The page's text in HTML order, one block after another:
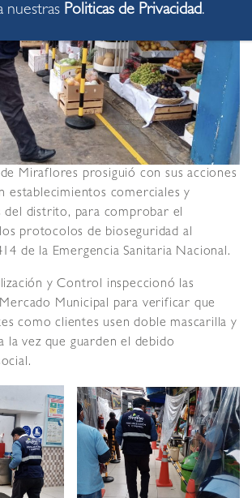
Miraflores prosiguió con sus acciones
establecimientos comerciales y
del distrito, para comprobar el
protocolos de bioseguridad al
de la Emergencia Sanitaria Nacional.
y Control inspeccionó las
Municipal para verificar que
como clientes usen doble mascarilla y
la vez que guarden el debido
nuestras Politicas de Privacidad.